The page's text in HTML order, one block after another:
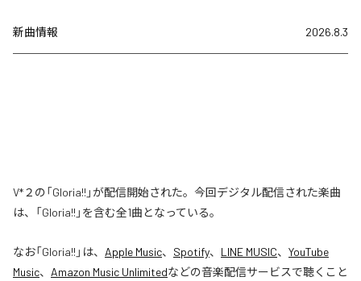
新曲情報 2026.8.3
V*２の「Gloria!!」が配信開始された。今回デジタル配信された楽曲
は、「Gloria!!」を含む全1曲となっている。
なお「Gloria!! 」は、 Apple Music、 Spotify、 LINE MUSIC、 YouTube
Music、 Amazon Music Unlimitedなどの音楽配信サービスで聴くこと